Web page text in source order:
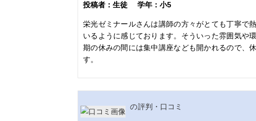
投稿者：生徒 学年：小5
栄光ゼミナールさんは講師の方々がとても丁寧で
いるように感じております。そういった雰囲気や
期の休みの間には集中講座なども開かれるので、
す。
の評判・口コミ